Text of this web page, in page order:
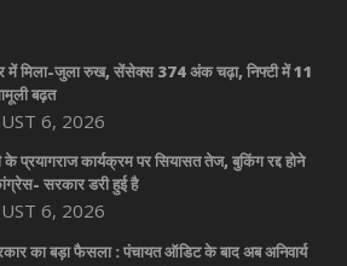
में मिला-जुला रुख, सेंसेक्स 374 अंक चढ़ा, निफ्टी में 11
बढ़त
6, 2026
के प्रयागराज कार्यक्रम पर सियासत तेज, बुकिंग रद्द होने
सरकार डरी हुई है
6, 2026
का बड़ा फैसला : पंचायत ऑडिट के बाद अब अनिवार्य